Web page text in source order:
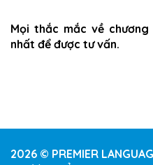
Mọi thắc mắc về
nhất để được tư vấn.
2026 © PREMIER